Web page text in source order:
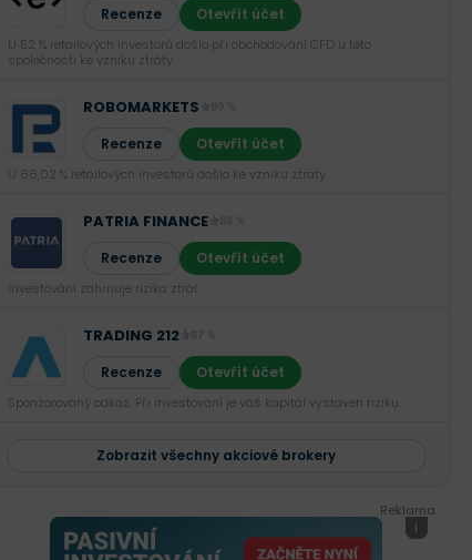
Recenze Otevřít účet
U 52 % retailových investorů došlo při obchodování CFD u této
společnosti ke vzniku ztráty.
ROBOMARKETS
Recenze Otevřít účet
U 66,02 % retailových investorů došlo ke vzniku ztráty.
PATRIA FINANCE
Recenze Otevřít účet
Investování zahrnuje rizika ztrát.‎
TRADING 212
Recenze Otevřít účet
Sponzorovaný odkaz. Při investování je váš kapitál vystaven riziku.
Zobrazit všechny akciové brokery
Reklama
i